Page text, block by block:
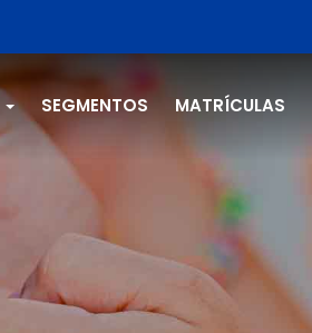
SEGMENTOS MATRÍCULAS